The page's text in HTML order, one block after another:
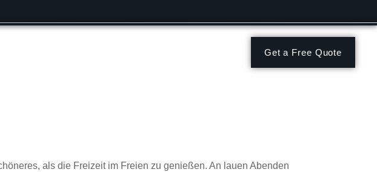
Get a Free Quote
als die Freizeit im Freien zu genießen. An lauen Abenden